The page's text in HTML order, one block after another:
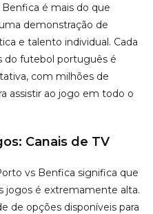
é mais do que
demonstração de
e talento individual. Cada
do futebol português é
com milhões de
assistir ao jogo em todo o
Canais de TV
vs Benfica significa que
jogos é extremamente alta.
de opções disponíveis para